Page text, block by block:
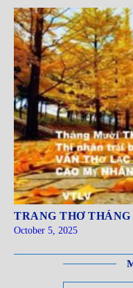
TRANG THƠ
October 5, 2025